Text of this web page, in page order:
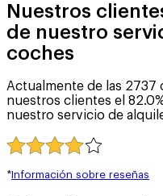
Nuestros
de nuestro
coches
Actualmente de las
nuestros clientes el
nuestro servicio de
*Información sobre reseñas